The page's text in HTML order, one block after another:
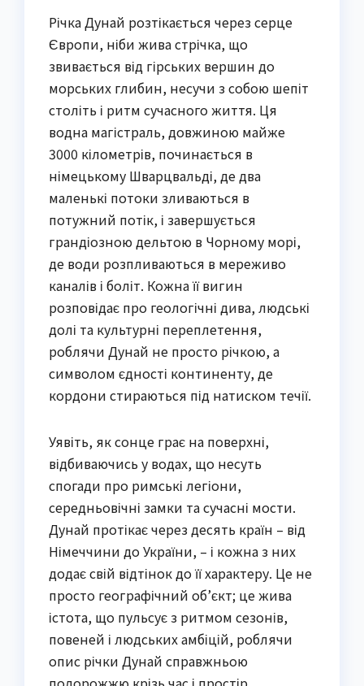
Річка Дунай розтікається через серце
Європи, ніби жива стрічка, що
звивається від гірських вершин до
морських глибин, несучи з собою шепіт
століть і ритм сучасного життя. Ця
водна магістраль, довжиною майже
3000 кілометрів, починається в
німецькому Шварцвальді, де два
маленькі потоки зливаються в
потужний потік, і завершується
грандіозною дельтою в Чорному морі,
де води розпливаються в мереживо
каналів і боліт. Кожна її вигин
розповідає про геологічні дива, людські
долі та культурні переплетення,
роблячи Дунай не просто річкою, а
символом єдності континенту, де
кордони стираються під натиском течії.
Уявіть, як сонце грає на поверхні,
відбиваючись у водах, що несуть
спогади про римські легіони,
середньовічні замки та сучасні мости.
Дунай протікає через десять країн – від
Німеччини до України, – і кожна з них
додає свій відтінок до її характеру. Це не
просто географічний об’єкт; це жива
істота, що пульсує з ритмом сезонів,
повеней і людських амбіцій, роблячи
опис річки Дунай справжньою